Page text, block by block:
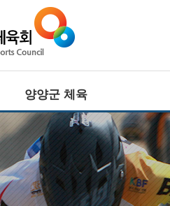
양양군 체육
전문체육
주요기능
·대회정보
활체육